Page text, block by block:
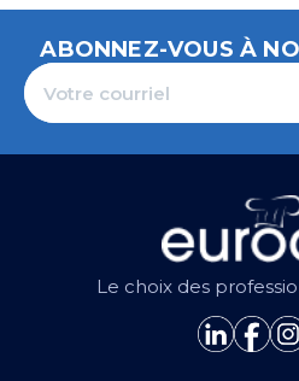
ABONNEZ-VOUS À
Le choix des